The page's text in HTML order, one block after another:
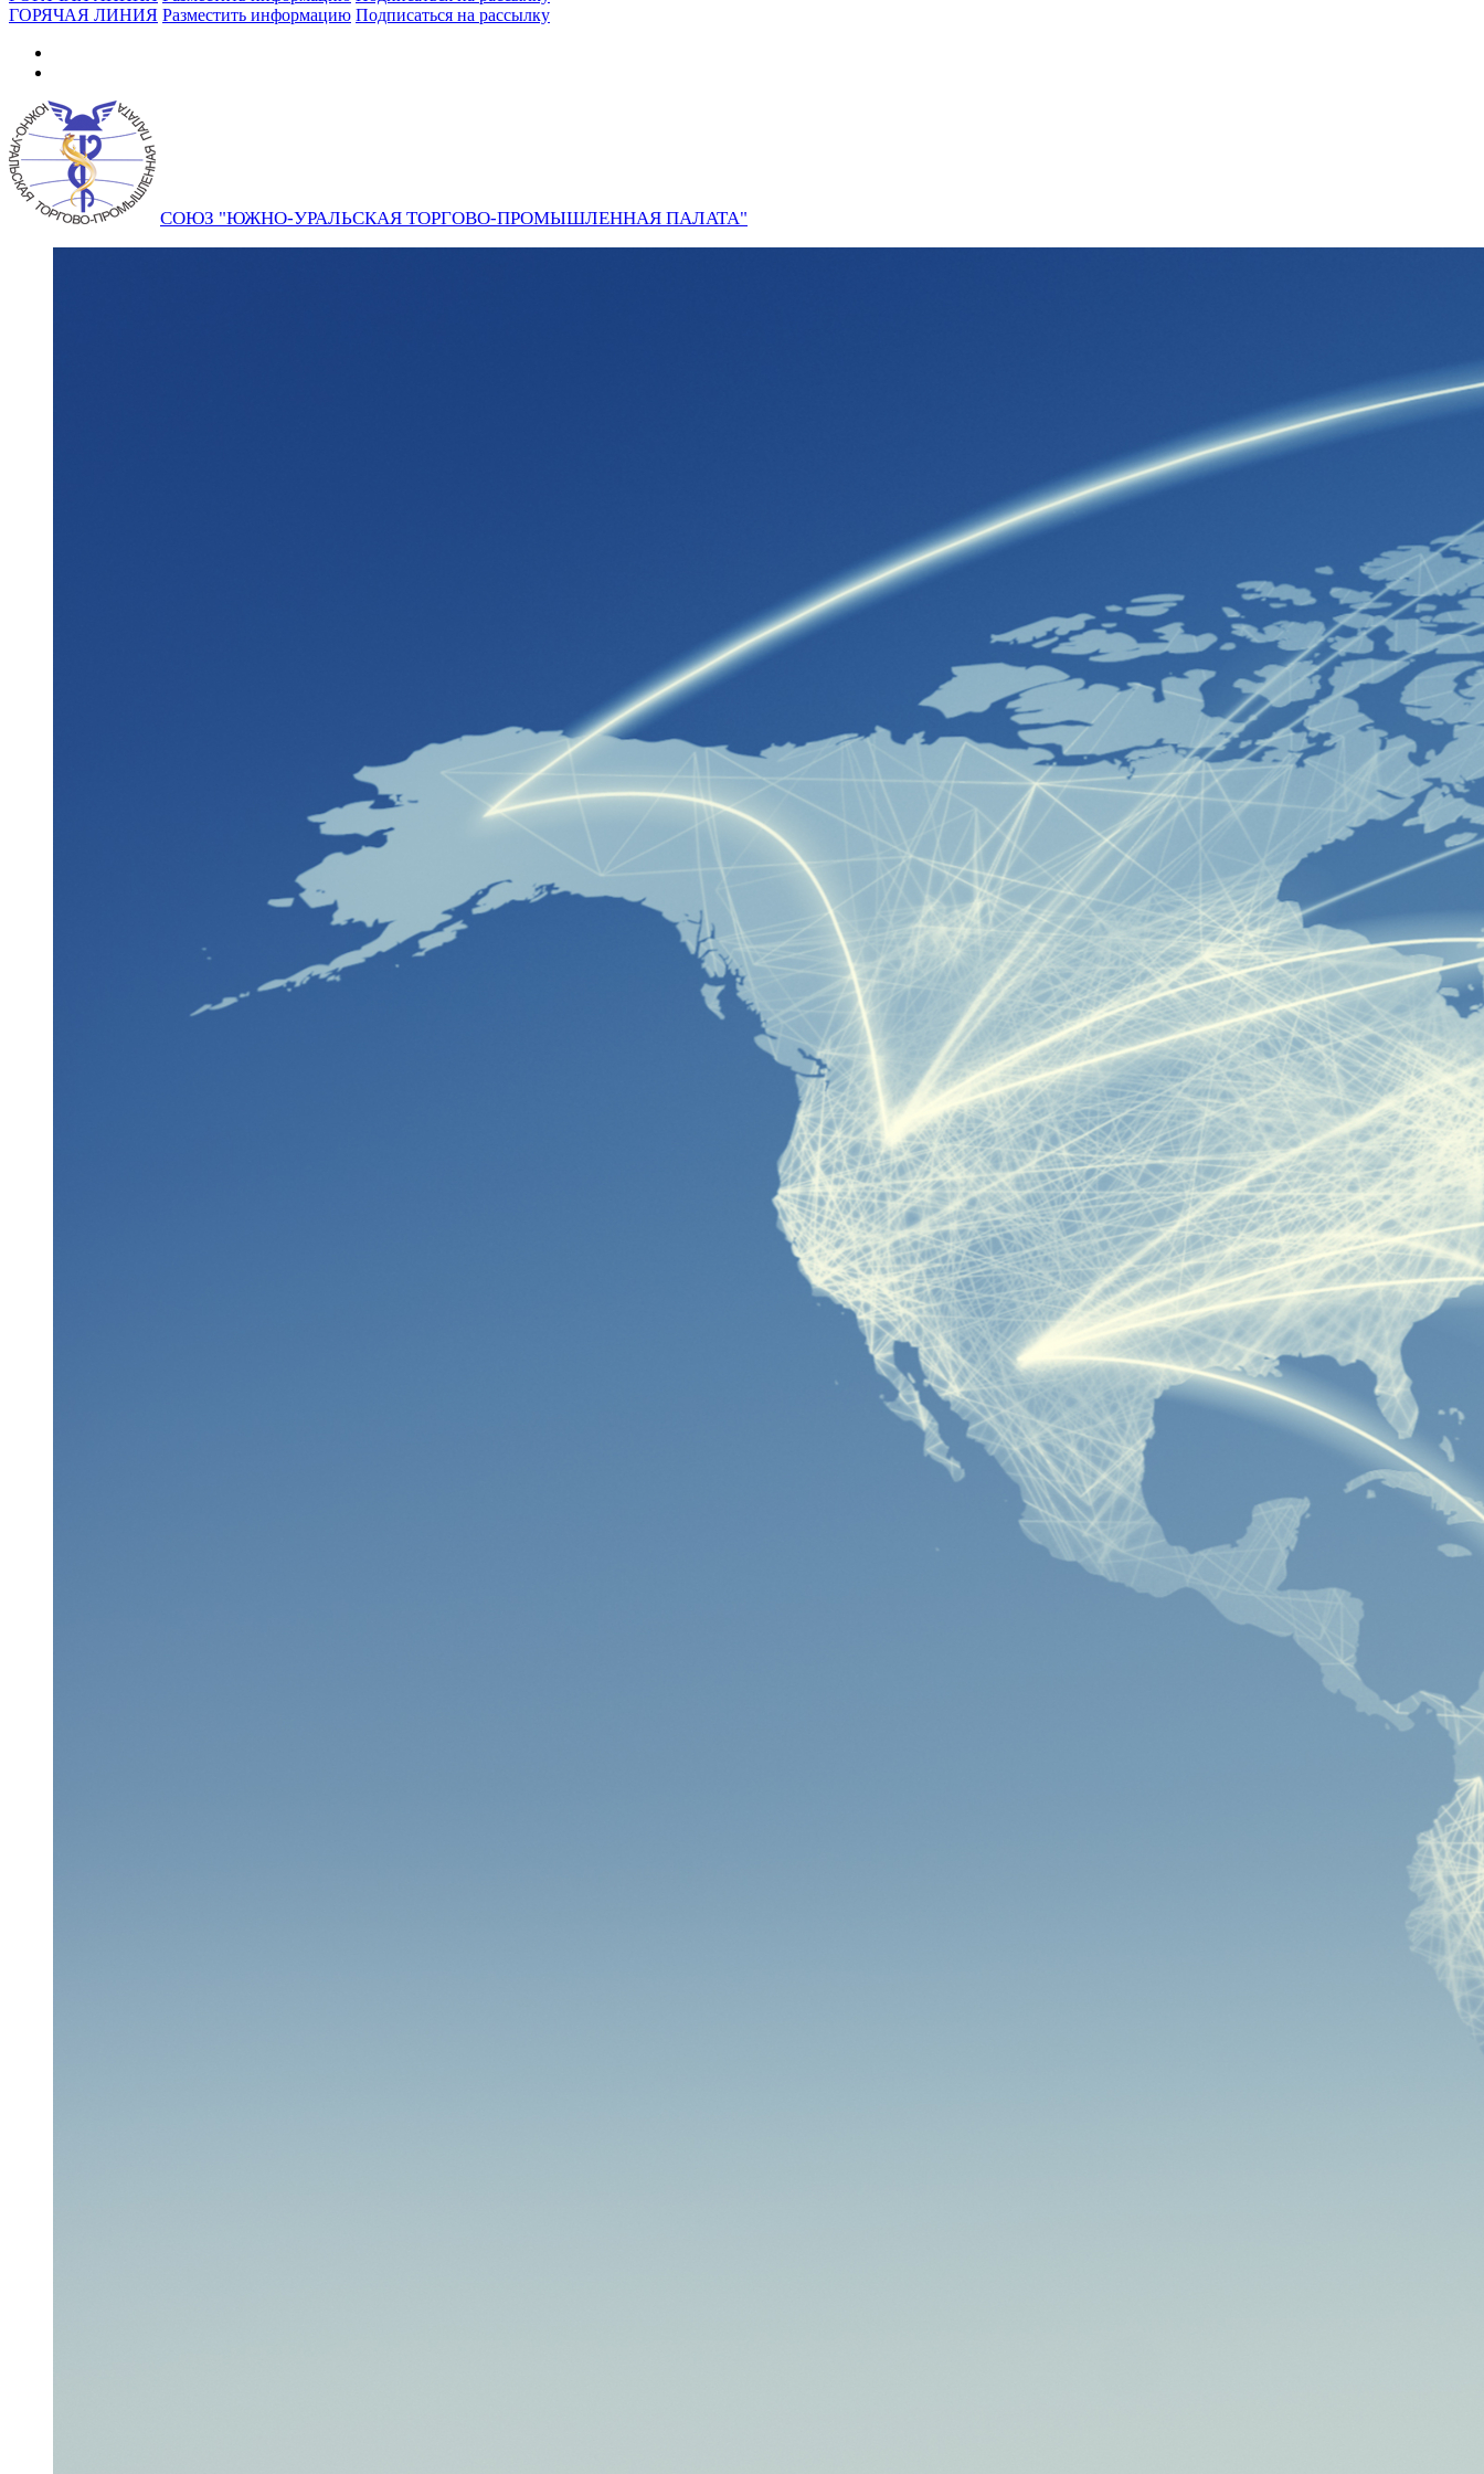
ГОРЯЧАЯ ЛИНИЯ Разместить информацию Подписаться на рассылку
СОЮЗ "ЮЖНО-УРАЛЬСКАЯ ТОРГОВО-ПРОМЫШЛЕННАЯ ПАЛАТА"